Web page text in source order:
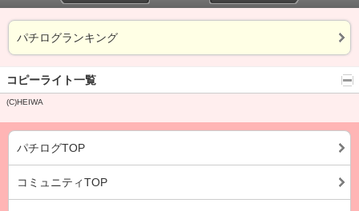
パチログランキング
コピーライト一覧
(C)HEIWA
パチログTOP
コミュニティTOP